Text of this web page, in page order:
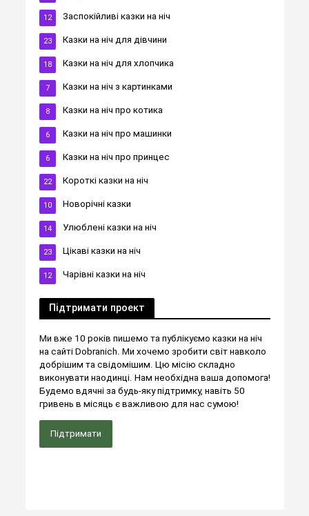
Заспокійливі казки на ніч
12
Казки на ніч для дівчини
23
Казки на ніч для хлопчика
18
Казки на ніч з картинками
7
Казки на ніч про котика
8
Казки на ніч про машинки
6
Казки на ніч про принцес
6
Короткі казки на ніч
22
Новорічні казки
10
Улюблені казки на ніч
14
Цікаві казки на ніч
23
Чарівні казки на ніч
12
Підтримати проект
Ми вже 10 років пишемо та публікуємо казки на ніч
на сайті Dobranich. Ми хочемо зробити світ навколо
добрішим та свідомішим. Цю місію складно
виконувати наодинці. Нам необхідна ваша допомога!
Будемо вдячні за будь-яку підтримку, навіть 50
гривень в місяць є важливою для нас сумою!
Підтримати